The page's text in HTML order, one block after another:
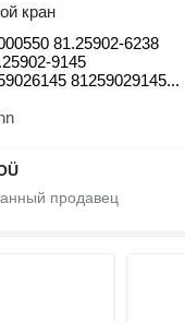
кран
81.25902-6238
9145
81259029145...